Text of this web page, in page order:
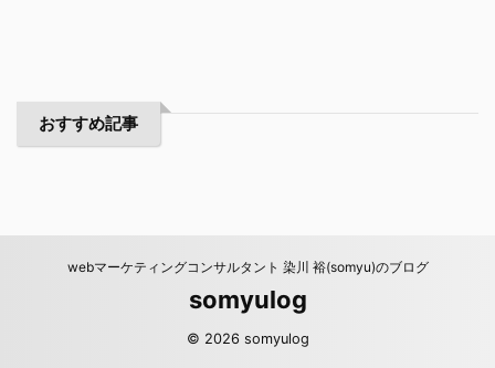
おすすめ記事
webマーケティングコンサルタント 染川 裕(somyu)のブログ
somyulog
© 2026 somyulog